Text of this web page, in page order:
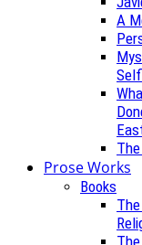
A
Prose Works
Books